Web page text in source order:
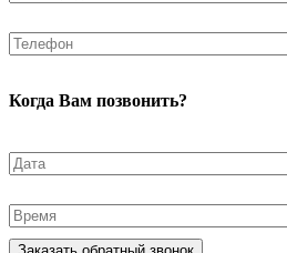
Когда Вам позвонить?